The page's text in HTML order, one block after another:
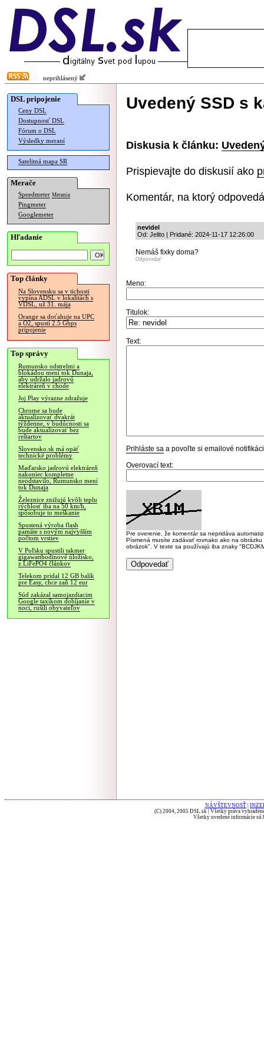
neprihlásený
DSL pripojenie
Ceny DSL
Dostupnosť DSL
Fórum o DSL
Výsledky meraní
Satelitná mapa SR
Merače
Speedmeter Merania
Pingmeter
Googlemeter
Hľadanie
Top články
Na Slovensku sa v tichosti
vypína ADSL v lokalitách s
VDSL, už 31. mája
Orange sa doťahuje na UPC
a O2, spustí 2.5 Gbps
pripojenie
Top správy
Rumunsko odstrelmi a
blokádou mení tok Dunaja,
aby udržalo jadrovú
elektráreň v chode
Joj Play výrazne zdražuje
Chrome sa bude
aktualizovať dvakrát
týždenne, v budúcnosti sa
bude aktualizovať bez
reštartov
Slovensko.sk má opäť
technické problémy
Maďarsko jadrovú elektráreň
nakoniec kompletne
neodstavilo, Rumunsko mení
tok Dunaja
Železnice znižujú kvôli teplu
rýchlosť iba na 50 km/h,
spôsobuje to meškanie
Spustená výroba flash
pamäte s novým najvyšším
počtom vrstiev
V Poľsku spustili takmer
gigawatthodinové úložisko,
z LiFePO4 článkov
Telekom pridal 12 GB balík
pre Easy, chce zaň 12 eur
Súd zakázal samojazdiacim
Google taxíkom dobíjanie v
noci, rušili obyvateľov
Uvedený SSD s
Diskusia k článku:
Prispievajte do diskusií ako
Komentár, na ktorý
nevidel
Od: Jelito | Pridané: 2024-11-17 12:26:00
Nemáš fixky doma?
Odpovedať
Meno:
Titulok:
Text:
Prihláste sa a povoľte si emailové
Overovací text:
Pre overenie, že komentár sa nepridáva
Písmená musíte zadávať rovnako ako na
obrázok". V texte sa používajú iba znaky
NÁVŠTEVNOSŤ
(C) 2004, 2005 DSL.sk | Všetky práva
Všetky uvedené informácie sú